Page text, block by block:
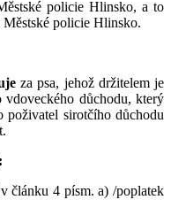
policie Hlinsko, a to
policie Hlinsko.
za psa, jehož držitelem je
důchodu, který
sirotčího důchodu
článku 4 písm. a) /poplatek